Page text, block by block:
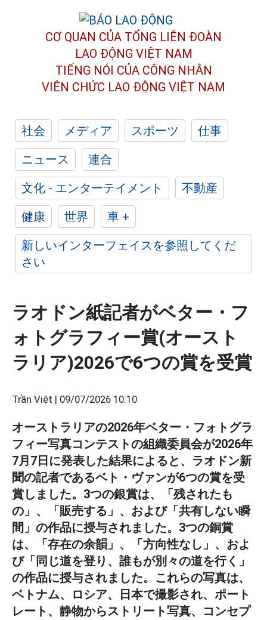
CƠ QUAN CỦA TỔNG LIÊN ĐOÀN
LAO ĐỘNG VIỆT NAM
TIẾNG NÓI CỦA CÔNG NHÂN
VIÊN CHỨC LAO ĐỘNG VIỆT NAM
社会 メディア スポーツ
仕事
ニュース
連合
文化 - エンターテイメント
不動産
健康
世界
車 +
新しいインターフェイスを参照してくだ
さい
ラオドン紙記者がベター・フ
ォトグラフィー賞(オースト
ラリア)2026で6つの賞を受賞
Trần Việt | 09/07/2026 10:10
オーストラリアの2026年ベター・フォトグラ
フィー写真コンテストの組織委員会が2026年
7月7日に発表した結果によると、ラオドン新
聞の記者であるベト・ヴァンが6つの賞を受
賞しました。3つの銀賞は、「残されたも
の」、「販売する」、および「共有しない瞬
間」の作品に授与されました。3つの銅賞
は、「存在の余韻」、「方向性なし」、およ
び「同じ道を登り、誰もが別々の道を行く」
の作品に授与されました。これらの写真は、
ベトナム、ロシア、日本で撮影され、ポート
レート、静物からストリート写真、コンセプ